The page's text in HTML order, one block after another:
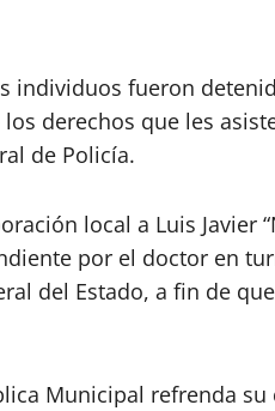
individuos fueron
derechos que les
de Policía.
local a Luis Javier
por el doctor en
del Estado, a fin de
Municipal refrenda